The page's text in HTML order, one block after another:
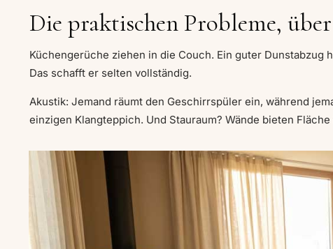
Die praktischen Probleme,
Küchengerüche ziehen in die Couch. Ein guter
Das schafft er selten vollständig.
Akustik: Jemand räumt den Geschirrspüler ein, während
einzigen Klangteppich. Und Stauraum? Wände bieten